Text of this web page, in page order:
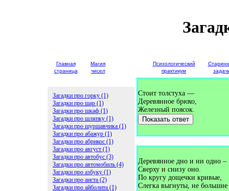
Главная
страница
Магия
чисел
Психологический
практикум
Загадки про горку (1)
Загадки про шар (1)
Загадки про шкаф (1)
Загадки про шляпку (1)
Загадки про шуршавчика (1)
Загадки про абажур (1)
Загадки про абрикос (1)
Загадки про август (1)
Загадки про автобус (3)
Загадки про автомобиль (4)
Загадки про азбуку (1)
Загадки про аиста (2)
Загадки про айболита (1)
Стоит толстуха —
Деревянное брюхо,
Железный поясок.
Показать ответ
Деревянное дно и ни одно –
Сверху и снизу оно.
По кругу дощечки кривые,
Слегка выгнуты, не большие